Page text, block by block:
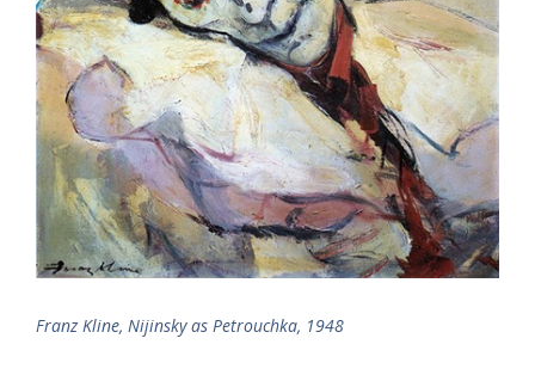
Franz Kline, Nijinsky as Petrouchka, 1948